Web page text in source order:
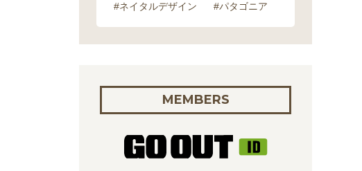
#ネイタルデザイン
#パタゴニア
MEMBERS